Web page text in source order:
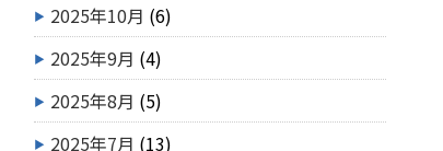
2025年10月 (6)
2025年9月 (4)
2025年8月 (5)
2025年7月 (13)